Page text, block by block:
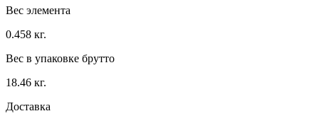
Вес элемента
0.458 кг.
Вес в упаковке брутто
18.46 кг.
Доставка